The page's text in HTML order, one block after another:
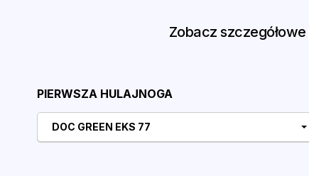
Zobacz
PIERWSZA HULAJNOGA
DOC GREEN EKS 77